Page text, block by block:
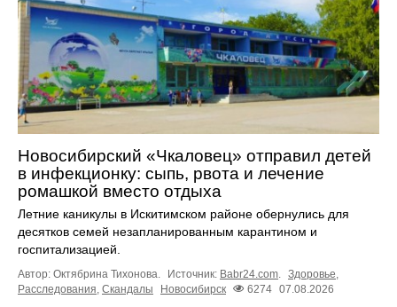
Новосибирский «Чкаловец» отправил детей
в инфекционку: сыпь, рвота и лечение
ромашкой вместо отдыха
Летние каникулы в Искитимском районе обернулись для
десятков семей незапланированным карантином и
госпитализацией.
Автор: Октябрина Тихонова. Источник: Babr24.com Здоровье
Расследования Скандалы Новосибирск 6274 07.08.2026